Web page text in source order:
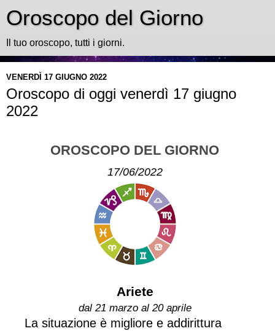
Oroscopo del Giorno
Il tuo oroscopo, tutti i giorni.
VENERDÌ 17 GIUGNO 2022
Oroscopo di oggi venerdì 17 giugno
2022
OROSCOPO DEL GIORNO
17/06/2022
Ariete
dal 21 marzo al 20 aprile
La situazione è migliore e addirittura